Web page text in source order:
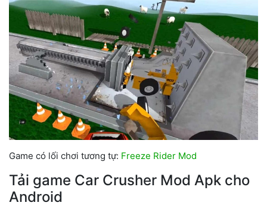
Game có lối chơi tương tự: Freeze Rider Mod
Tải game Car Crusher Mod Apk cho
Android